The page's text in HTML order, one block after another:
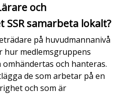
och
samarbeta lokalt?
på huvudmannanivå
hur medlemsgruppens
och hanteras.
de som arbetar på en
och som är